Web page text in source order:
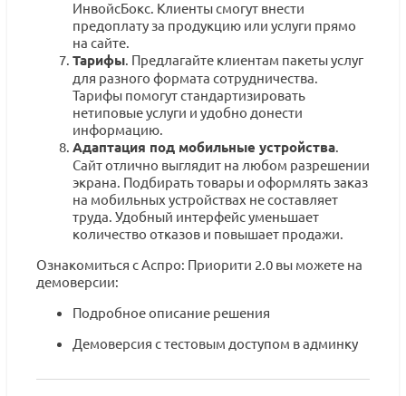
ИнвойсБокс. Клиенты смогут внести
предоплату за продукцию или услуги прямо
на сайте.
Тарифы. Предлагайте клиентам пакеты услуг
для разного формата сотрудничества.
Тарифы помогут стандартизировать
нетиповые услуги и удобно донести
информацию.
Адаптация под мобильные устройства.
Сайт отлично выглядит на любом разрешении
экрана. Подбирать товары и оформлять заказ
на мобильных устройствах не составляет
труда. Удобный интерфейс уменьшает
количество отказов и повышает продажи.
Ознакомиться с Аспро: Приорити 2.0 вы можете на
демоверсии:
Подробное описание решения
Демоверсия с тестовым доступом в админку